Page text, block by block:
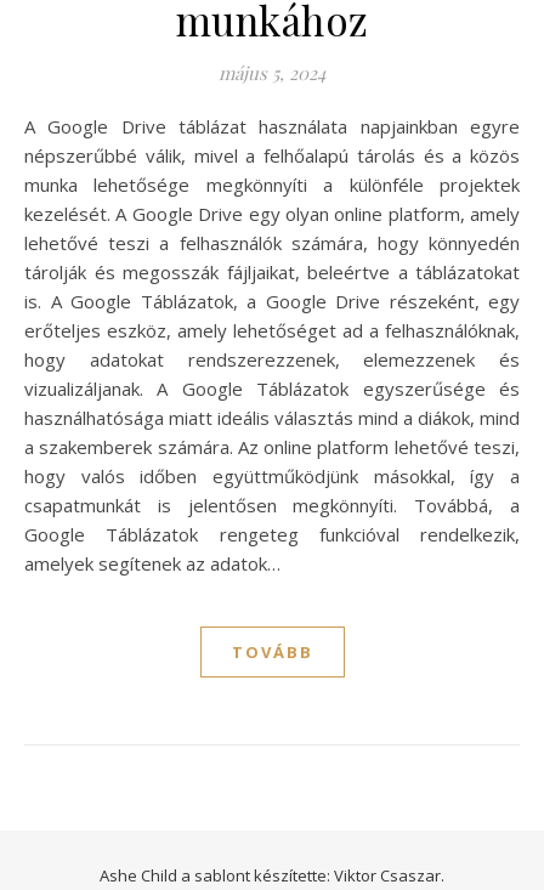
munkához
május 5, 2024
A Google Drive táblázat használata napjainkban egyre
népszerűbbé válik, mivel a felhőalapú tárolás és a közös
munka lehetősége megkönnyíti a különféle projektek
kezelését. A Google Drive egy olyan online platform, amely
lehetővé teszi a felhasználók számára, hogy könnyedén
tárolják és megosszák fájljaikat, beleértve a táblázatokat
is. A Google Táblázatok, a Google Drive részeként, egy
erőteljes eszköz, amely lehetőséget ad a felhasználóknak,
hogy adatokat rendszerezzenek, elemezzenek és
vizualizáljanak. A Google Táblázatok egyszerűsége és
használhatósága miatt ideális választás mind a diákok, mind
a szakemberek számára. Az online platform lehetővé teszi,
hogy valós időben együttműködjünk másokkal, így a
csapatmunkát is jelentősen megkönnyíti. Továbbá, a
Google Táblázatok rengeteg funkcióval rendelkezik,
amelyek segítenek az adatok…
TOVÁBB
Ashe Child a sablont készítette: Viktor Csaszar.